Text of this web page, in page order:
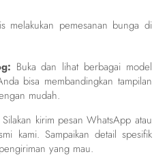
melakukan pemesanan bunga di
Buka dan lihat berbagai model
bisa membandingkan tampilan
mudah.
Silakan kirim pesan WhatsApp atau
kami. Sampaikan detail spesifik
yang mau.